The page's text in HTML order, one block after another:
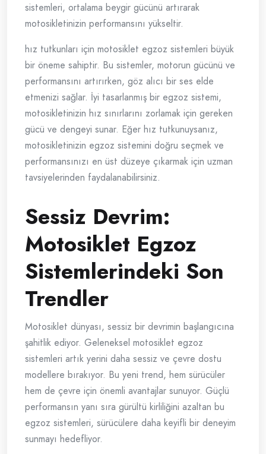
sistemleri, ortalama beygir gücünü artırarak
motosikletinizin performansını yükseltir.
hız tutkunları için motosiklet egzoz sistemleri büyük
bir öneme sahiptir. Bu sistemler, motorun gücünü ve
performansını artırırken, göz alıcı bir ses elde
etmenizi sağlar. İyi tasarlanmış bir egzoz sistemi,
motosikletinizin hız sınırlarını zorlamak için gereken
gücü ve dengeyi sunar. Eğer hız tutkunuysanız,
motosikletinizin egzoz sistemini doğru seçmek ve
performansınızı en üst düzeye çıkarmak için uzman
tavsiyelerinden faydalanabilirsiniz.
Sessiz Devrim:
Motosiklet Egzoz
Sistemlerindeki Son
Trendler
Motosiklet dünyası, sessiz bir devrimin başlangıcına
şahitlik ediyor. Geleneksel motosiklet egzoz
sistemleri artık yerini daha sessiz ve çevre dostu
modellere bırakıyor. Bu yeni trend, hem sürücüler
hem de çevre için önemli avantajlar sunuyor. Güçlü
performansın yanı sıra gürültü kirliliğini azaltan bu
egzoz sistemleri, sürücülere daha keyifli bir deneyim
sunmayı hedefliyor.